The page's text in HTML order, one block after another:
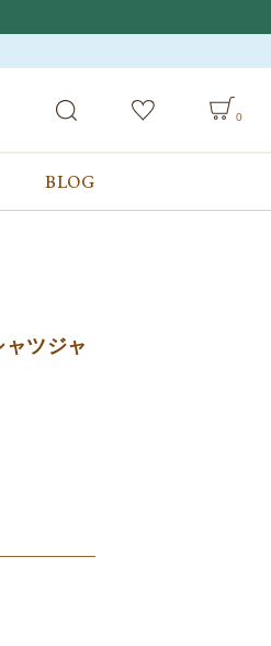
イド/お問合せ
0
BLOG
ツジャ